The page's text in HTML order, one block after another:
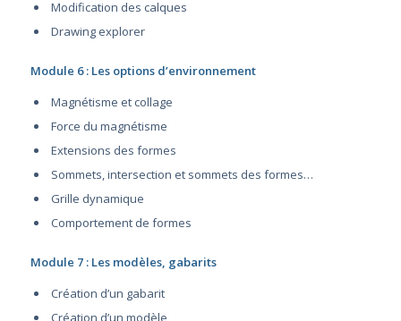
Modification des calques
Drawing explorer
Module 6 : Les options d’environnement
Magnétisme et collage
Force du magnétisme
Extensions des formes
Sommets, intersection et sommets des formes…
Grille dynamique
Comportement de formes
Module 7 : Les modèles, gabarits
Création d’un gabarit